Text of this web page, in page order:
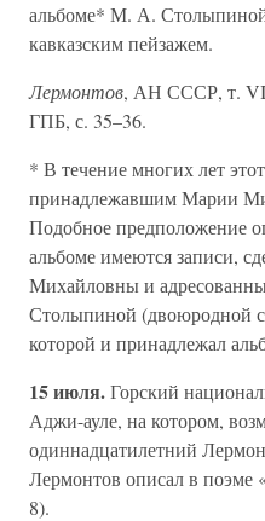
альбоме* М. А.
кавказским пейзажем.
Лермонтов, АН СССР, т. VI,
ГПБ, с. 35–36.
* В течение многих лет
принадлежавшим Марии
Подобное предположение
альбоме имеются записи,
Михайловны и
Столыпиной (двоюродной
которой и принадлежал
15 июля.Горский
Аджи-ауле, на котором,
одиннадцатилетний
Лермонтов описал в поэме
8).